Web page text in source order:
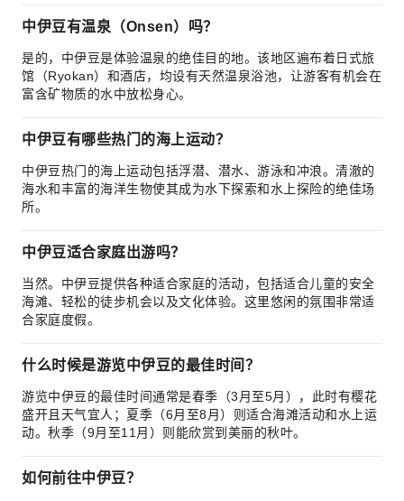
中伊豆有温泉（Onsen）吗？
是的，中伊豆是体验温泉的绝佳目的地。该地区遍布着日式旅
馆（Ryokan）和酒店，均设有天然温泉浴池，让游客有机会在
富含矿物质的水中放松身心。
中伊豆有哪些热门的海上运动？
中伊豆热门的海上运动包括浮潜、潜水、游泳和冲浪。清澈的
海水和丰富的海洋生物使其成为水下探索和水上探险的绝佳场
所。
中伊豆适合家庭出游吗？
当然。中伊豆提供各种适合家庭的活动，包括适合儿童的安全
海滩、轻松的徒步机会以及文化体验。这里悠闲的氛围非常适
合家庭度假。
什么时候是游览中伊豆的最佳时间？
游览中伊豆的最佳时间通常是春季（3月至5月），此时有樱花
盛开且天气宜人；夏季（6月至8月）则适合海滩活动和水上运
动。秋季（9月至11月）则能欣赏到美丽的秋叶。
如何前往中伊豆？